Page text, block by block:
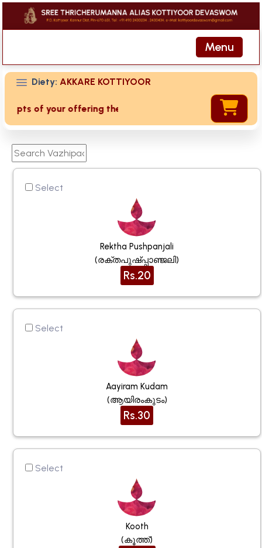
Menu
Diety: AKKARE KOTTIYOOR
of your offering then login to site then choose 'My
Select
Rektha Pushpanjali
(രക്തപുഷ്പ്പാഞ്ജലി)
Rs.20
Select
Aayiram Kudam
(ആയിരംകുടം)
Rs.30
Select
Kooth
(കൂത്ത്)